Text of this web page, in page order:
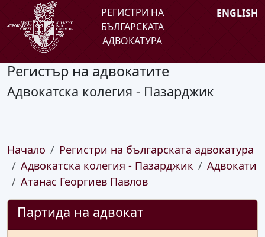
РЕГИСТРИ НА
БЪЛГАРСКАТА
АДВОКАТУРА
ENGLISH
Регистър на адвокатите
Адвокатска колегия - Пазарджик
Начало
Регистри на българската адвокатура
Адвокатска колегия - Пазарджик
Адвокати
Атанас Георгиев Павлов
Партида на адвокат